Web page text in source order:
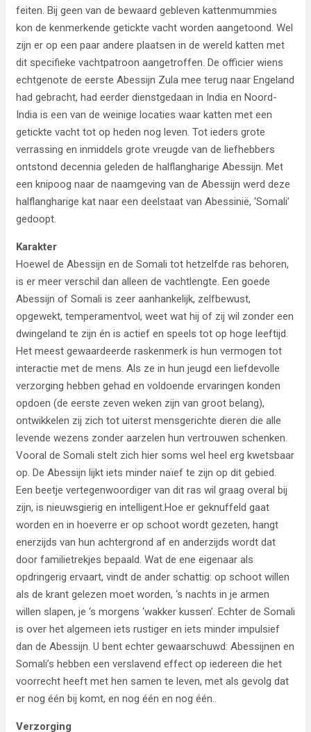
feiten. Bij geen van de bewaard gebleven kattenmummies
kon de kenmerkende getickte vacht worden aangetoond. Wel
zijn er op een paar andere plaatsen in de wereld katten met
dit specifieke vachtpatroon aangetroffen. De officier wiens
echtgenote de eerste Abessijn Zula mee terug naar Engeland
had gebracht, had eerder dienstgedaan in India en Noord-
India is een van de weinige locaties waar katten met een
getickte vacht tot op heden nog leven. Tot ieders grote
verrassing en inmiddels grote vreugde van de liefhebbers
ontstond decennia geleden de halflangharige Abessijn. Met
een knipoog naar de naamgeving van de Abessijn werd deze
halflangharige kat naar een deelstaat van Abessinië, ‘Somali’
gedoopt.
Karakter
Hoewel de Abessijn en de Somali tot hetzelfde ras behoren,
is er meer verschil dan alleen de vachtlengte. Een goede
Abessijn of Somali is zeer aanhankelijk, zelfbewust,
opgewekt, temperamentvol, weet wat hij of zij wil zonder een
dwingeland te zijn én is actief en speels tot op hoge leeftijd.
Het meest gewaardeerde raskenmerk is hun vermogen tot
interactie met de mens. Als ze in hun jeugd een liefdevolle
verzorging hebben gehad en voldoende ervaringen konden
opdoen (de eerste zeven weken zijn van groot belang),
ontwikkelen zij zich tot uiterst mensgerichte dieren die alle
levende wezens zonder aarzelen hun vertrouwen schenken.
Vooral de Somali stelt zich hier soms wel heel erg kwetsbaar
op. De Abessijn lijkt iets minder naïef te zijn op dit gebied.
Een beetje vertegenwoordiger van dit ras wil graag overal bij
zijn, is nieuwsgierig en intelligent.Hoe er geknuffeld gaat
worden en in hoeverre er op schoot wordt gezeten, hangt
enerzijds van hun achtergrond af en anderzijds wordt dat
door familietrekjes bepaald. Wat de ene eigenaar als
opdringerig ervaart, vindt de ander schattig: op schoot willen
als de krant gelezen moet worden, ‘s nachts in je armen
willen slapen, je ‘s morgens ‘wakker kussen’. Echter de Somali
is over het algemeen iets rustiger en iets minder impulsief
dan de Abessijn. U bent echter gewaarschuwd: Abessijnen en
Somali’s hebben een verslavend effect op iedereen die het
voorrecht heeft met hen samen te leven, met als gevolg dat
er nog één bij komt, en nog één en nog één..
Verzorging